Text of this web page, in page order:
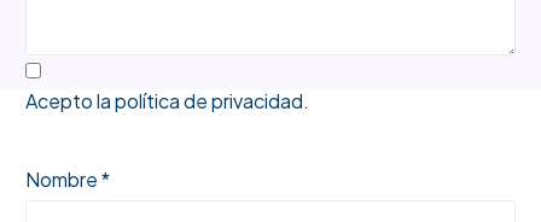
Acepto lapolítica de privacidad.
Nombre *